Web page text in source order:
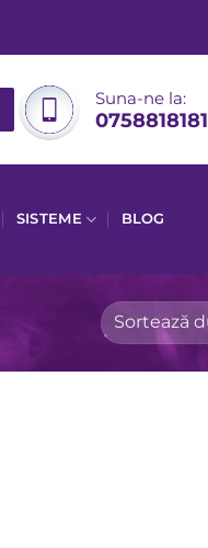
Suna-ne la:
0758818181
SISTEME BLOG